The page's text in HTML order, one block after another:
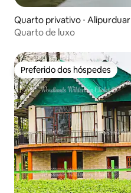
Quarto privativo ⋅ Alipurduar
Quarto de luxo
Preferido dos hóspedes
Preferido dos hóspedes